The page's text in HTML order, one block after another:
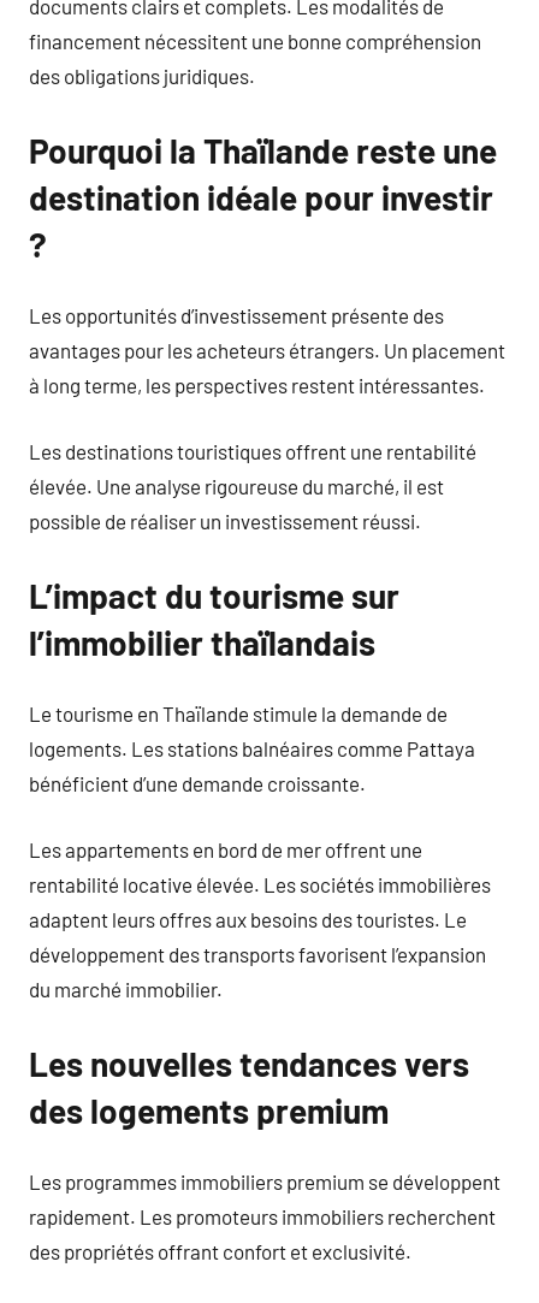
documents clairs et complets. Les modalités de
financement nécessitent une bonne compréhension
des obligations juridiques.
Pourquoi la Thaïlande reste une
destination idéale pour investir
?
Les opportunités d’investissement présente des
avantages pour les acheteurs étrangers. Un placement
à long terme, les perspectives restent intéressantes.
Les destinations touristiques offrent une rentabilité
élevée. Une analyse rigoureuse du marché, il est
possible de réaliser un investissement réussi.
L’impact du tourisme sur
l’immobilier thaïlandais
Le tourisme en Thaïlande stimule la demande de
logements. Les stations balnéaires comme Pattaya
bénéficient d’une demande croissante.
Les appartements en bord de mer offrent une
rentabilité locative élevée. Les sociétés immobilières
adaptent leurs offres aux besoins des touristes. Le
développement des transports favorisent l’expansion
du marché immobilier.
Les nouvelles tendances vers
des logements premium
Les programmes immobiliers premium se développent
rapidement. Les promoteurs immobiliers recherchent
des propriétés offrant confort et exclusivité.